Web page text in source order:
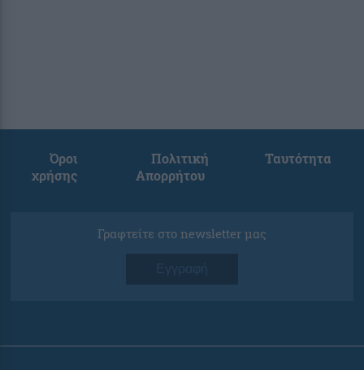
Όροι
χρήσης
Πολιτική
Απορρήτου
Ταυτότητα
Γραφτείτε στο newsletter μας
Εγγραφή